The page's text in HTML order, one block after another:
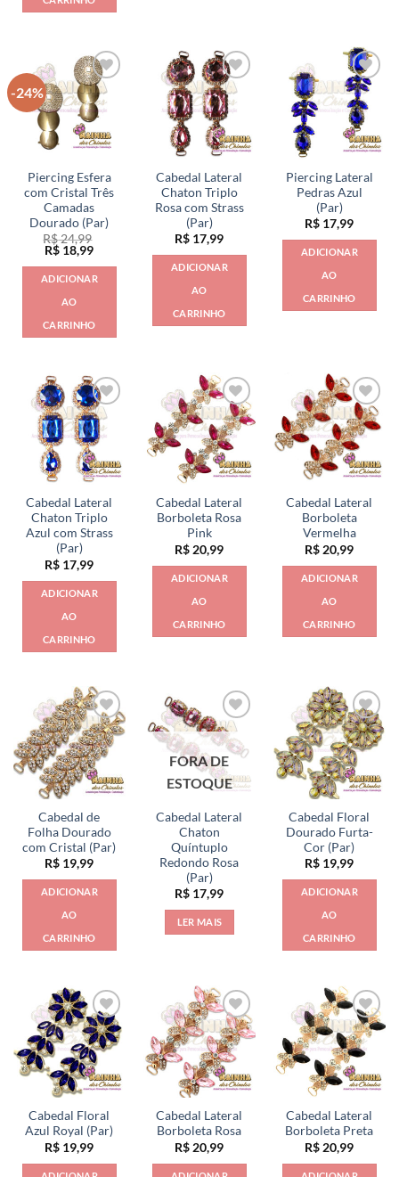
-24%
Piercing Esfera
com Cristal Três
Camadas
Dourado (Par)
R$24,99
O
original
era:
R$ 24,99.
R$ 18,99O
atual
é:
ADICIONAR
AO
CARRINHO
Cabedal Lateral
Chaton Triplo
Rosa com Strass
(Par)
R$ 17,99
ADICIONAR
AO
CARRINHO
Piercing Lateral
Pedras Azul
(Par)
R$ 17,99
ADICIONAR
AO
CARRINHO
Cabedal Lateral
Chaton Triplo
Azul com Strass
(Par)
R$ 17,99
ADICIONAR
AO
CARRINHO
Cabedal Lateral
Borboleta Rosa
Pink
R$ 20,99
ADICIONAR
AO
CARRINHO
Cabedal Lateral
Borboleta
Vermelha
R$ 20,99
ADICIONAR
AO
CARRINHO
Cabedal de
Folha Dourado
com Cristal (Par)
R$ 19,99
ADICIONAR
AO
CARRINHO
FORA DE
ESTOQUE
Cabedal Lateral
Chaton
Quíntuplo
Redondo Rosa
(Par)
R$ 17,99
LER MAIS
Cabedal Floral
Dourado Furta-
Cor (Par)
R$ 19,99
ADICIONAR
AO
CARRINHO
Cabedal Floral
Azul Royal (Par)
R$ 19,99
Cabedal Lateral
Borboleta Rosa
R$ 20,99
Cabedal Lateral
Borboleta Preta
R$ 20,99